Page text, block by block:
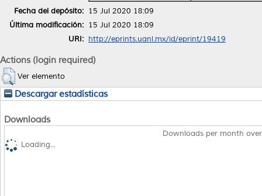
Fecha del depósito: 15 Jul 2020 18:09
Última modificación: 15 Jul 2020 18:09
URI: http://eprints.uanl.mx/id/eprint/19419
Actions (login required)
Ver elemento
Descargar estadísticas
Downloads
Downloads per month
Loading...